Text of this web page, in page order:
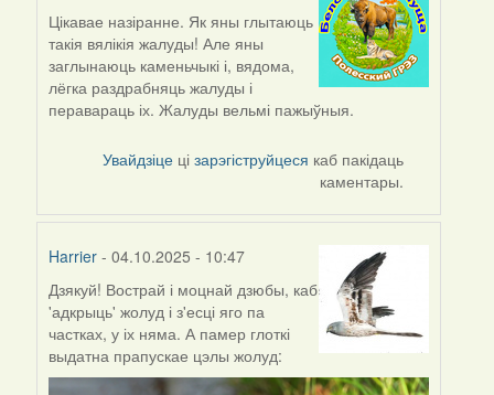
Цікавае назіранне. Як яны глытаюць
такія вялікія жалуды! Але яны
заглынаюць каменьчыкі і, вядома,
лёгка раздрабняць жалуды і
перавараць іх. Жалуды вельмі пажыўныя.
Увайдзіце цізарэгіструйцеся каб пакідаць
каментары.
Harrier - 04.10.2025 - 10:47
Дзякуй! Вострай і моцнай дзюбы, каб
'адкрыць' жолуд і з'есці яго па
частках, у іх няма. А памер глоткі
выдатна прапускае цэлы жолуд: